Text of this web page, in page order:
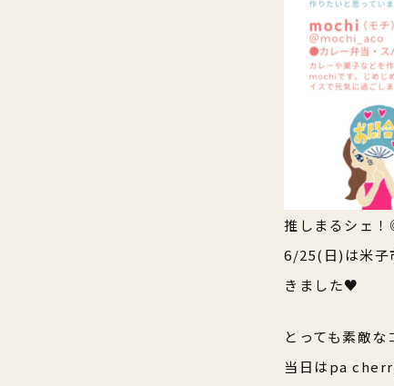
推しまるシェ
6/25(日)は米子
きました♥
とっても素敵な
当日はpa